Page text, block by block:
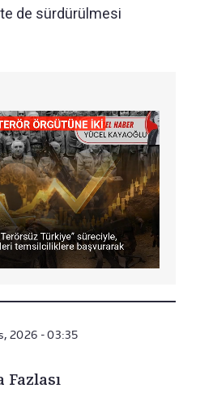
de sürdürülmesi
2026 - 03:35